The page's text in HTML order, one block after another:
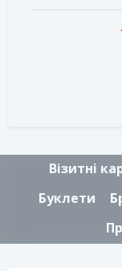
Візитні
Буклети